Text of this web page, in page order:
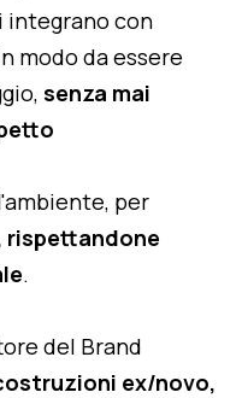
integrano con
modo da essere
senza mai
per
rispettandone
.
del Brand
ex/novo,